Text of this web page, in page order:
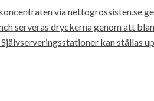
via nettogrossisten.se
serveras dryckerna genom att
kan ställas